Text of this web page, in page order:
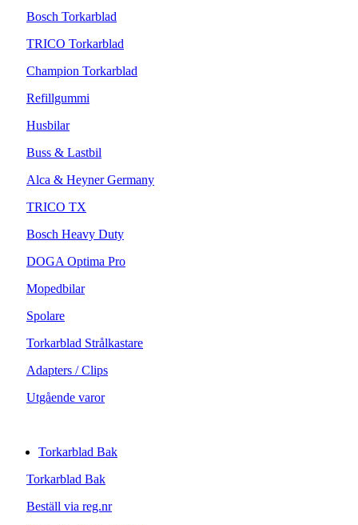
Bosch Torkarblad
TRICO Torkarblad
Champion Torkarblad
Refillgummi
Husbilar
Buss & Lastbil
Alca & Heyner Germany
TRICO TX
Bosch Heavy Duty
DOGA Optima Pro
Mopedbilar
Spolare
Torkarblad Strålkastare
Adapters / Clips
Utgående varor
Torkarblad Bak
Torkarblad Bak
Beställ via reg.nr